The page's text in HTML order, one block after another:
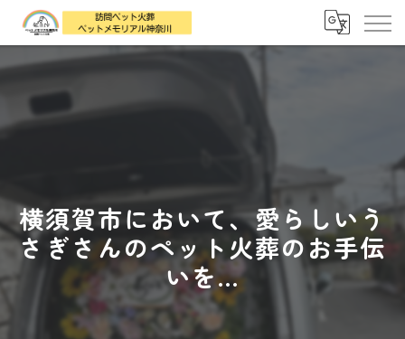
横須賀市において、愛らしいう
さぎさんのペット火葬のお手伝
いを...